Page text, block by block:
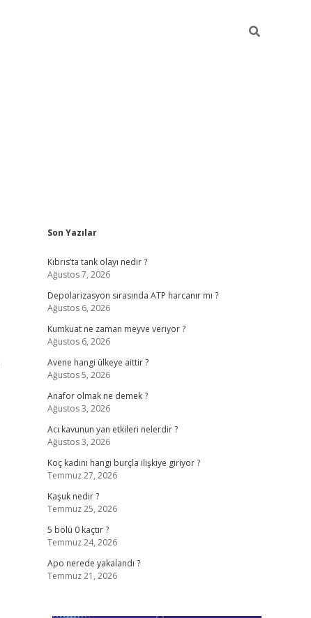
Sidebar
Son Yazılar
Kıbrıs’ta tank olayı nedir ?
Ağustos 7, 2026
Depolarizasyon sırasında ATP harcanır mı ?
Ağustos 6, 2026
Kumkuat ne zaman meyve veriyor ?
Ağustos 6, 2026
Avene hangi ülkeye aittir ?
Ağustos 5, 2026
Anafor olmak ne demek ?
Ağustos 3, 2026
Acı kavunun yan etkileri nelerdir ?
Ağustos 3, 2026
Koç kadını hangi burçla ilişkiye giriyor ?
Temmuz 27, 2026
Kaşuk nedir ?
Temmuz 25, 2026
5 bölü 0 kaçtır ?
Temmuz 24, 2026
Apo nerede yakalandı ?
Temmuz 21, 2026